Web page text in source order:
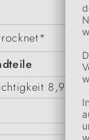
8,9 %